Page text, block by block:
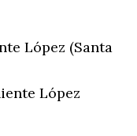
López (Santa
López